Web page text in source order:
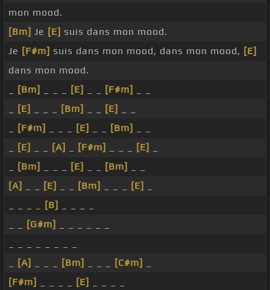
mon mood.
[Bm] Je [E] suis dans mon mood.
Je [F#m] suis dans mon mood, dans mon mood, [E]
dans mon mood.
[Bm] [E] [F#m]
[E] [Bm] [E]
[F#m] [E] [Bm]
[E] [A] [F#m] [E]
[Bm] [E] [Bm]
[A]
[E] [Bm] [E]
[B]
[G#m]
[A] [Bm] [C#m]
[F#m]
[E]